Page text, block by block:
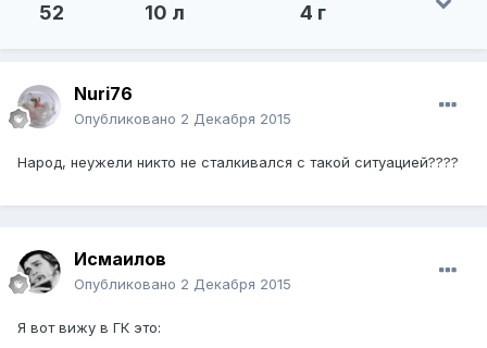
52 10 л 4 г
Nuri76
Опубликовано 2 Декабря 2015
Народ, неужели никто не сталкивался с такой ситуацией????
Исмаилов
Опубликовано 2 Декабря 2015
Я вот вижу в ГК это: